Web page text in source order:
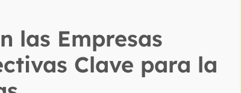
las Empresas
Clave para la